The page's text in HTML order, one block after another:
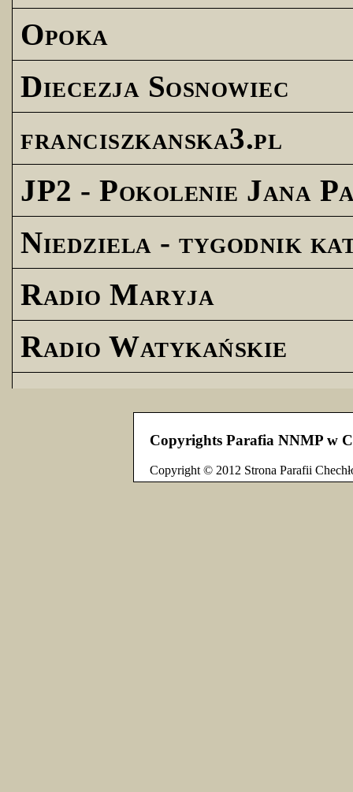
Opoka
Diecezja Sosnowiec
franciszkanska3.pl
JP2 - Pokolenie Jana
Niedziela - tygodnik
Radio Maryja
Radio Watykańskie
Copyrights Parafia NNMP w
Copyright © 2012 Strona Parafii